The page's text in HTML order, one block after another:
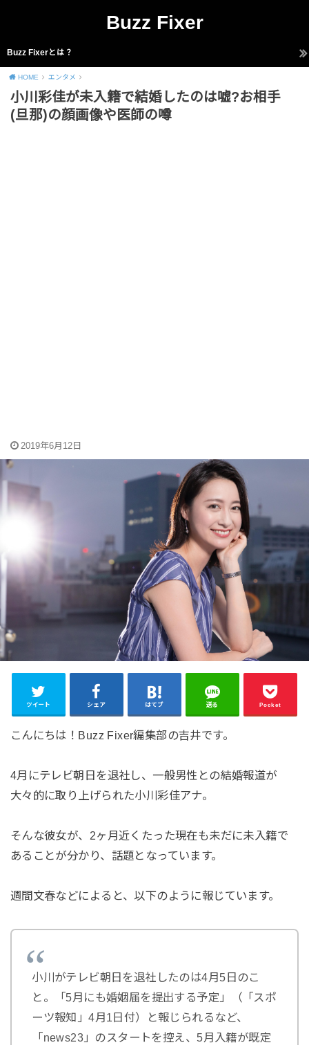
Buzz Fixer
Buzz Fixerとは？
HOME エンタメ
小川彩佳が未入籍で結婚したのは嘘?お相手
(旦那)の顔画像や医師の噂
2019年6月12日
ツイート シェア はてブ 送る Pocket
こんにちは！Buzz Fixer編集部の吉井です。
4月にテレビ朝日を退社し、一般男性との結婚報道が
大々的に取り上げられた小川彩佳アナ。
そんな彼女が、2ヶ月近くたった現在も未だに未入籍で
あることが分かり、話題となっています。
週間文春などによると、以下のように報じています。
小川がテレビ朝日を退社したのは4月5日のこ
と。「5月にも婚姻届を提出する予定」（「スポ
ーツ報知」4月1日付）と報じられるなど、
「news23」のスタートを控え、5月入籍が既定